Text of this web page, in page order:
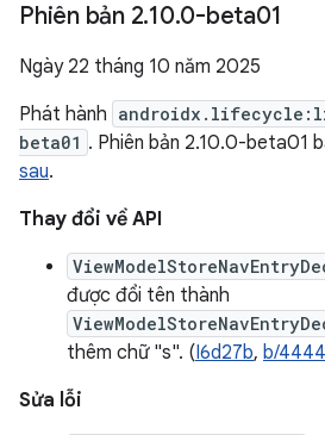
Phiên bản 2.10.0-beta01
Ngày 22 tháng 10 năm 2025
Phát hành
beta01 . Phiên bản 2.10.0-beta01
sau.
Thay đổi về API
được đổi tên thành
thêm chữ "s". (I6d27b, b/
Sửa lỗi